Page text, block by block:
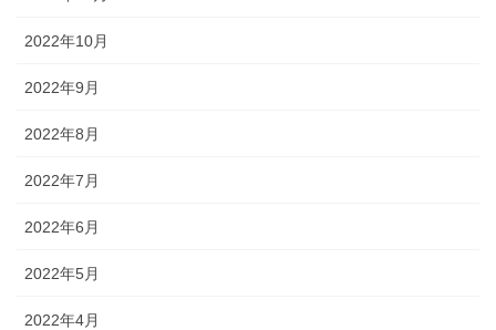
2022年10月
2022年9月
2022年8月
2022年7月
2022年6月
2022年5月
2022年4月